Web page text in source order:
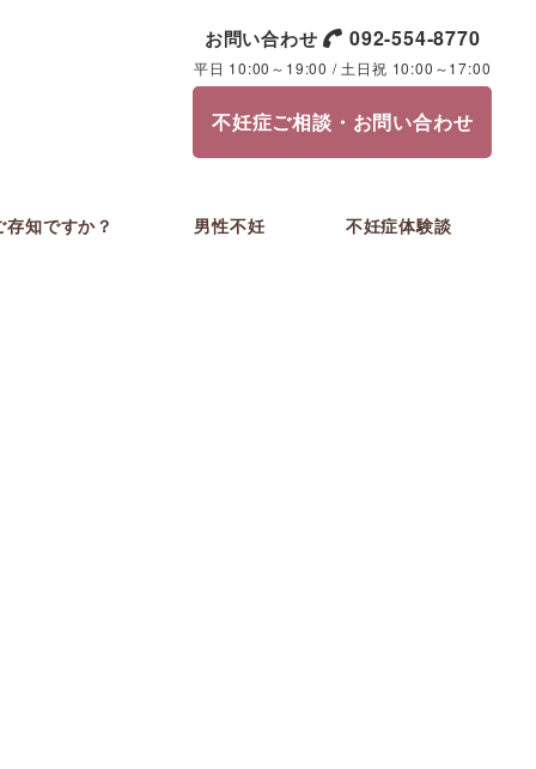
お問い合わせ 092-554-8770
平日 10:00～19:00 / 土日祝 10:00～17:00
不妊症ご相談・お問い合わせ
存知ですか？ 男性不妊 不妊症体験談